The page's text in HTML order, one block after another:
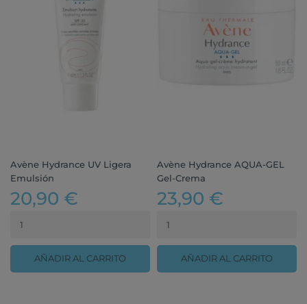
Avène Hydrance UV Ligera
Emulsión
20,90 €
AÑADIR AL CARRITO
Avène Hydrance AQUA-GEL
Gel-Crema
23,90 €
AÑADIR AL CARRITO